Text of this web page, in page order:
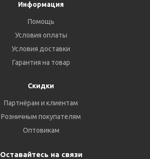
Информация
Помощь
Условия оплаты
Условия доставки
Гарантия на товар
Скидки
Партнёрам и клиентам
Розничным покупателям
Оптовикам
Оставайтесь на связи